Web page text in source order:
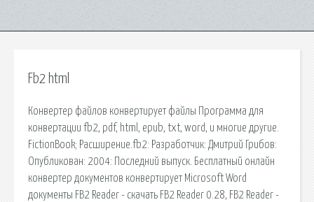
Fb2 html
Конвертер файлов конвертирует файлы Программа для
конвертации fb2, pdf, html, epub, txt, word, и многие другие.
FictionBook; Расширение.fb2: Разработчик: Дмитрий Грибов:
Опубликован: 2004: Последний выпуск. Бесплатный онлайн
конвертер документов конвертирует Microsoft Word
документы FB2 Reader - скачать FB2 Reader 0.28, FB2 Reader -